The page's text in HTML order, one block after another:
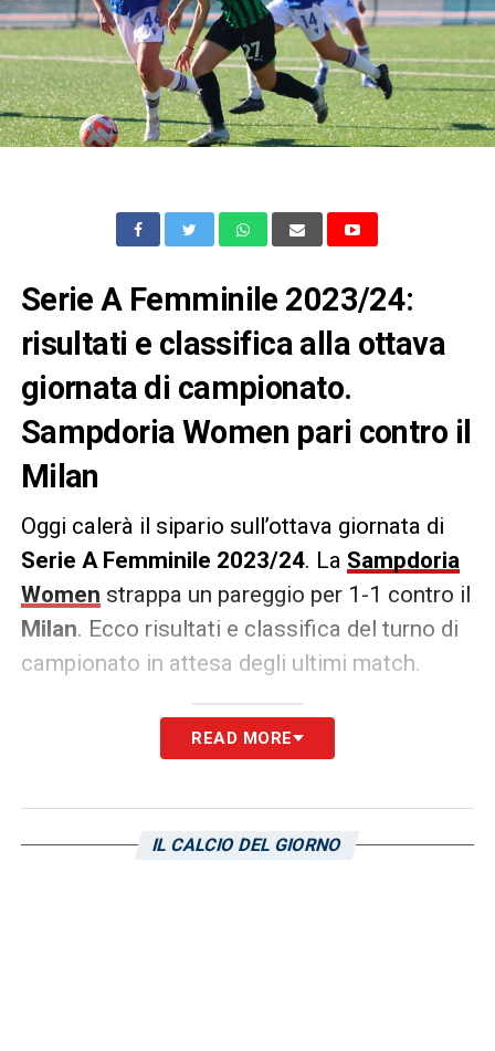
Serie A Femminile 2023/24:
risultati e classifica alla ottava
giornata di campionato.
Sampdoria Women pari contro il
Milan
Oggi calerà il sipario sull’ottava giornata di
Serie A Femminile 2023/24. La Sampdoria
Women strappa un pareggio per 1-1 contro il
Milan. Ecco risultati e classifica del turno di
campionato in attesa degli ultimi match.
Serie A Femminile 2023/24: i
delle gare della domenica
READ MORE
IL CALCIO DEL GIORNO